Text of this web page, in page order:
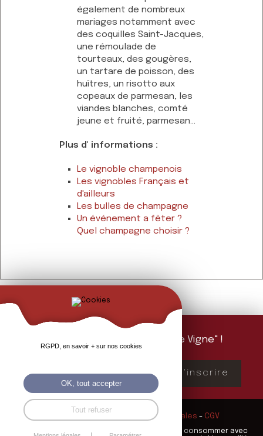
également de nombreux
mariages notamment avec
des coquilles Saint-Jacques,
une rémoulade de
tourteaux, des gougères,
un tartare de poisson, des
huîtres, un risotto aux
copeaux de parmesan, les
viandes blanches, comté
jeune et fruité, parmesan...
Plus d' informations :
Le vignoble champenois
Les vignobles Français et
d'ailleurs
Les bulles de champagne
Un événement a fêter ?
Quel champagne choisir ?
Abonnez-vous à "La Feuille de Vigne" !
Mailing d'information 1 fois par mois
S'inscrire
Mentions légales - CGV
L’abus d’alcool est dangereux pour la santé, à consommer avec
RGPD, en savoir + sur nos cookies
OK, tout accepter
Tout refuser